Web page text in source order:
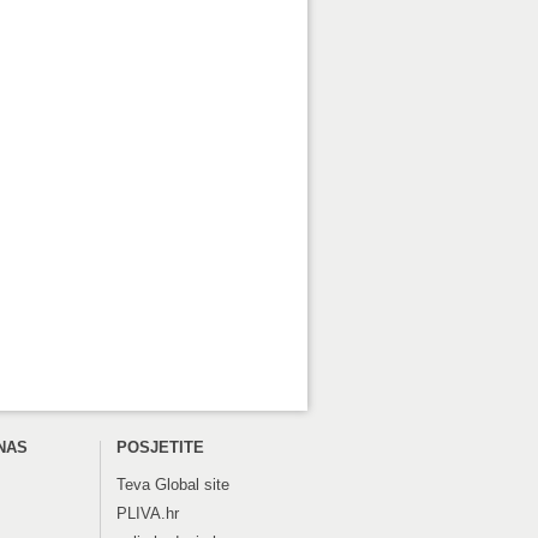
POSJETITE
Teva Global site
PLIVA.hr